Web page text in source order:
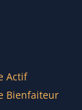
Actif
Bienfaiteur